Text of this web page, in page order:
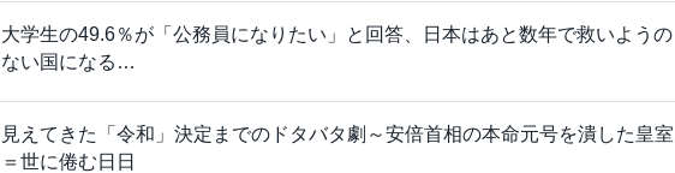
大学生の49.6％が「公務員になりたい」と回答、日本はあと数年で救いようの
ない国になる…
見えてきた「令和」決定までのドタバタ劇～安倍首相の本命元号を潰した皇室
＝世に倦む日日